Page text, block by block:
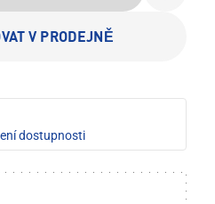
V PRODEJNĚ
dostupnosti